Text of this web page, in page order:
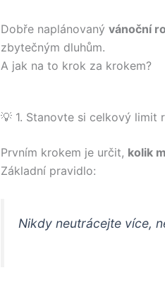
Dobře naplánovaný vánoční
zbytečným dluhům.
A jak na to krok za krokem?
💡 1. Stanovte si celkový limit
Prvním krokem je určit, kolik
Základní pravidlo:
Nikdy neutrácejte více,